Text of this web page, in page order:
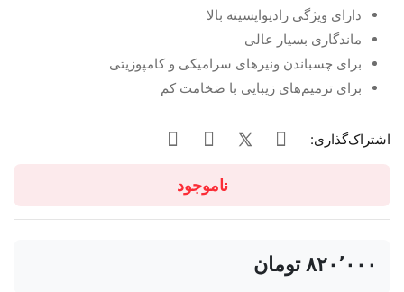
دارای ویژگی رادیواپسیته بالا
ماندگاری بسیار عالی
برای چسباندن ونیرهای سرامیکی و کامپوزیتی
برای ترمیم‌های زیبایی با ضخامت کم
اشتراک‌گذاری:
ناموجود
‎ ۸۲۰٬۰۰۰تومان